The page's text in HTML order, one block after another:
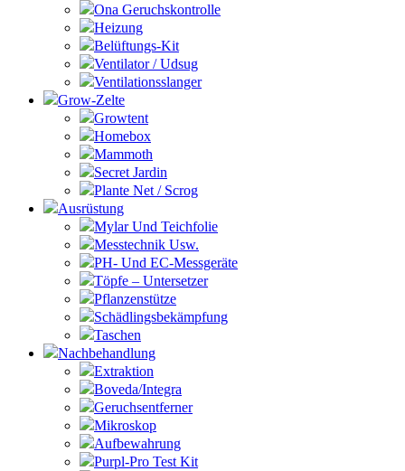
Ona Geruchskontrolle
Heizung
Belüftungs-Kit
Ventilator / Udsug
Ventilationsslanger
Grow-Zelte
Growtent
Homebox
Mammoth
Secret Jardin
Plante Net / Scrog
Ausrüstung
Mylar Und Teichfolie
Messtechnik Usw.
PH- Und EC-Messgeräte
Töpfe – Untersetzer
Pflanzenstütze
Schädlingsbekämpfung
Taschen
Nachbehandlung
Extraktion
Boveda/Integra
Geruchsentferner
Mikroskop
Aufbewahrung
Purpl-Pro Test Kit